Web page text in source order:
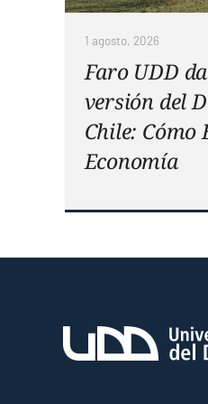
1 agosto, 2026
Faro UDD
versión del
Chile: Cómo
Economía